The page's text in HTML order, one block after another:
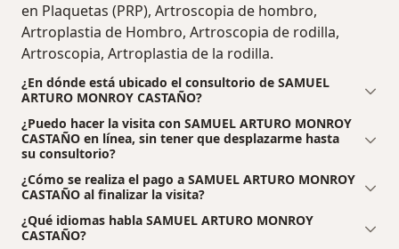
en Plaquetas (PRP), Artroscopia de hombro,
Artroplastia de Hombro, Artroscopia de rodilla,
Artroscopia, Artroplastia de la rodilla.
¿En dónde está ubicado el consultorio de SAMUEL
ARTURO MONROY CASTAÑO?
¿Puedo hacer la visita con SAMUEL ARTURO MONROY
CASTAÑO en línea, sin tener que desplazarme hasta
su consultorio?
¿Cómo se realiza el pago a SAMUEL ARTURO MONROY
CASTAÑO al finalizar la visita?
¿Qué idiomas habla SAMUEL ARTURO MONROY
CASTAÑO?